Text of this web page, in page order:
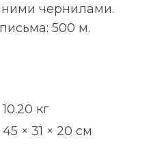
чернилами.
500 м.
10.20 кг
45 × 31 × 20 см